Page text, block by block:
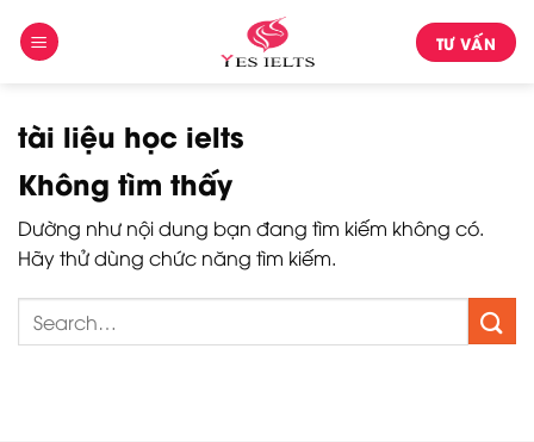
TƯ VẤN
tài liệu học ielts
Không tìm thấy
Dường như nội dung bạn đang tìm kiếm không có.
Hãy thử dùng chức năng tìm kiếm.